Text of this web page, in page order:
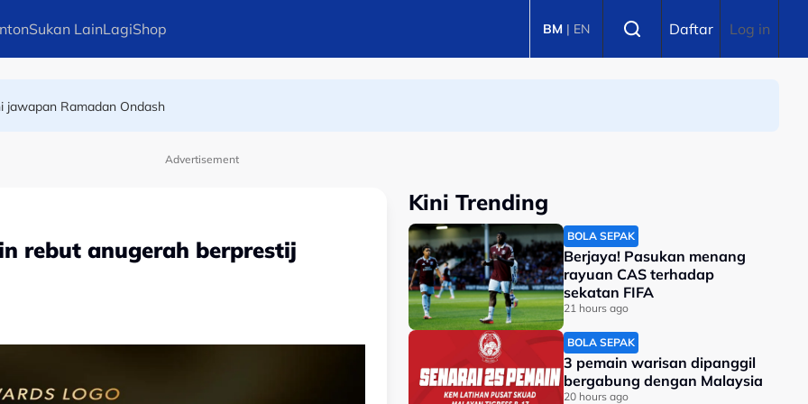
Sukan LainLagiShop BM | EN Daftar Log in
jawapan Ramadan Ondash
Advertisement
rebut anugerah berprestij
Kini Trending
BOLA SEPAK
Berjaya! Pasukan menang
rayuan CAS terhadap
sekatan FIFA
21 hours ago
BOLA SEPAK
3 pemain warisan dipanggil
bergabung dengan Malaysia
20 hours ago